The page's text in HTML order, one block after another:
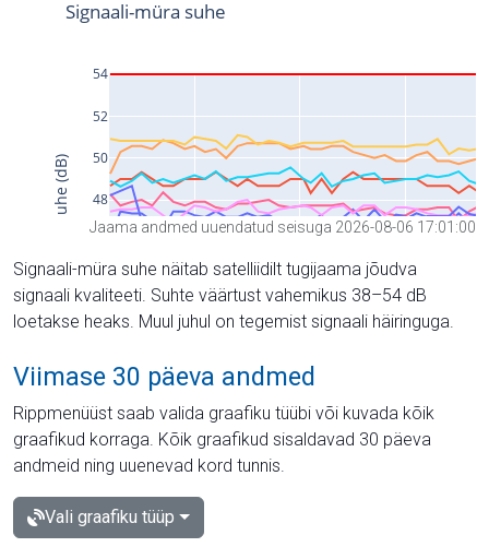
Jaama andmed uuendatud seisuga 2026-08-06 17:01:00
Signaali-müra suhe näitab satelliidilt tugijaama jõudva
signaali kvaliteeti. Suhte väärtust vahemikus 38–54 dB
loetakse heaks. Muul juhul on tegemist signaali häiringuga.
Viimase 30 päeva andmed
Rippmenüüst saab valida graafiku tüübi või kuvada kõik
graafikud korraga. Kõik graafikud sisaldavad 30 päeva
andmeid ning uuenevad kord tunnis.
Vali graafiku tüüp